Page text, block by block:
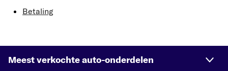
Betaling
Meest verkochte auto-onderdelen